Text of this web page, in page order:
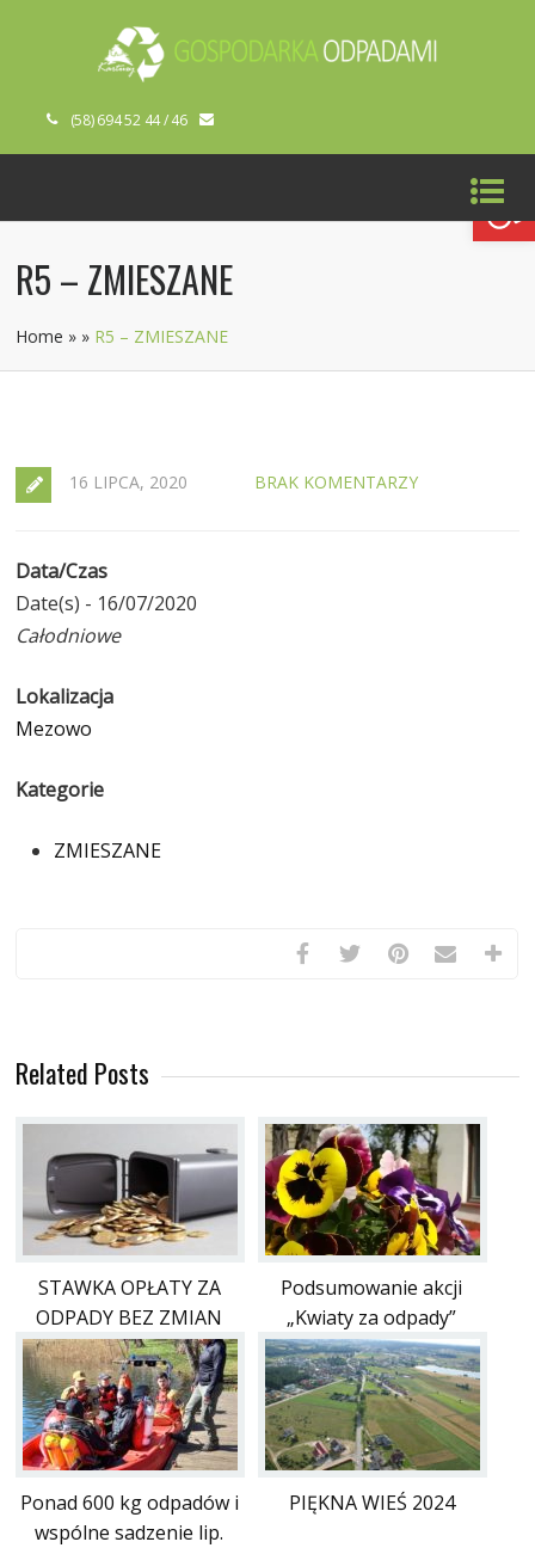
Open toolbar
(58) 694 52 44 / 46
R5 – ZMIESZANE
Home » » R5 – ZMIESZANE
16 LIPCA, 2020 BRAK KOMENTARZY
Data/Czas
Date(s) - 16/07/2020
Całodniowe
Lokalizacja
Mezowo
Kategorie
ZMIESZANE
Related Posts
STAWKA OPŁATY ZA
ODPADY BEZ ZMIAN
Podsumowanie akcji
„Kwiaty za odpady”
Ponad 600 kg odpadów i
wspólne sadzenie lip.
PIĘKNA WIEŚ 2024